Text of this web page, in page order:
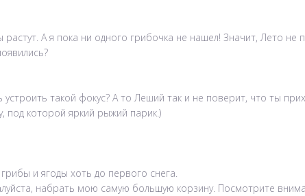
А я пока ни одного грибочка не нашел! Значит, Лето не
такой фокус? А то Леший так и не поверит, что ты
под которой яркий рыжий парик.)
и ягоды хоть до первого снега.
набрать мою самую большую корзину. Посмотрите